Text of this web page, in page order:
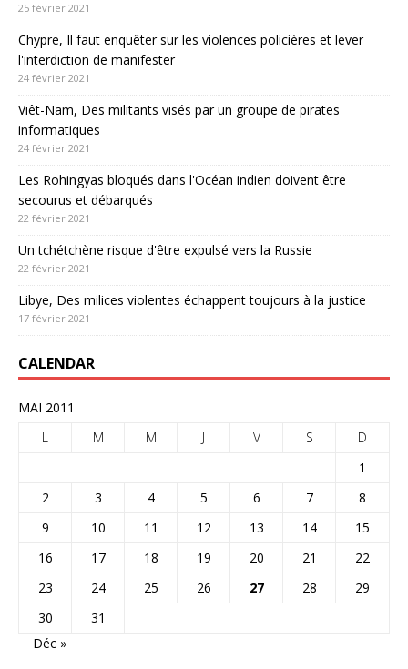
25 février 2021
Chypre, Il faut enquêter sur les violences policières et lever
l'interdiction de manifester
24 février 2021
Viêt-Nam, Des militants visés par un groupe de pirates
informatiques
24 février 2021
Les Rohingyas bloqués dans l'Océan indien doivent être
secourus et débarqués
22 février 2021
Un tchétchène risque d'être expulsé vers la Russie
22 février 2021
Libye, Des milices violentes échappent toujours à la justice
17 février 2021
CALENDAR
MAI 2011
L
M M J V S
D
1
2
3 4 5 6 7
8
9
10 11 12 13 14
15
16
17 18 19 20 21
22
23
24 25 26 27 28
29
30
31
Déc »